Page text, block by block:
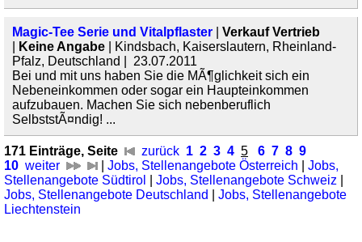
Magic-Tee Serie und Vitalpflaster
Verkauf Vertrieb
Keine Angabe | Kindsbach, Kaiserslautern, Rheinland-
Pfalz, Deutschland | 23.07.2011
Bei und mit uns haben Sie die MÃ¶glichkeit sich ein
Nebeneinkommen oder sogar ein Haupteinkommen
aufzubauen. Machen Sie sich nebenberuflich
SelbststÃ¤ndig! ...
171 Einträge, Seite zurück 1 2 3 4 5 6 7 8 9
10 weiter Jobs, Stellenangebote Österreich
Jobs,
Stellenangebote Südtirol
Jobs, Stellenangebote Schweiz
Jobs, Stellenangebote Deutschland
Jobs, Stellenangebote
Liechtenstein